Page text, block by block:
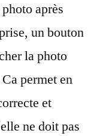
après
un bouton
la photo
permet en
et
ne doit pas